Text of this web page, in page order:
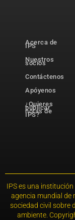
Acerca de
IPS
Nuestros
socios
Contáctenos
Apóyenos
¿Quieres
publicar
notas de
IPS?
IPS es una
agencia mundial de
sociedad civil sobre
ambiente.